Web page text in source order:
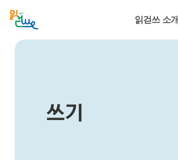
읽걷쓰 소개
쓰기